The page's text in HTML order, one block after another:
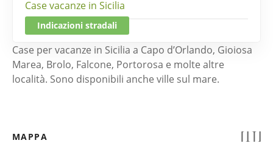
Case vacanze in Sicilia
Indicazioni stradali
Case per vacanze in Sicilia a Capo d’Orlando, Gioiosa
Marea, Brolo, Falcone, Portorosa e molte altre
località. Sono disponibili anche ville sul mare.
MAPPA